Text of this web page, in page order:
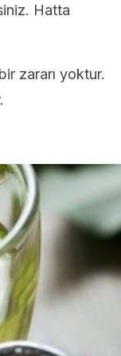
Hatta
zararı yoktur.